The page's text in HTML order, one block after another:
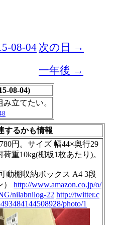
08-04 次の日 →
一年後 →
08-04)
立てたい。
するかも情報
円。サイズ 幅44×奥行29
荷重10kg(棚板1枚あたり)。
動棚収納ボックス A4 3段
） http://www.amazon.co.jp/o/
nilabnilog-22 http://twitter.c
photo/1